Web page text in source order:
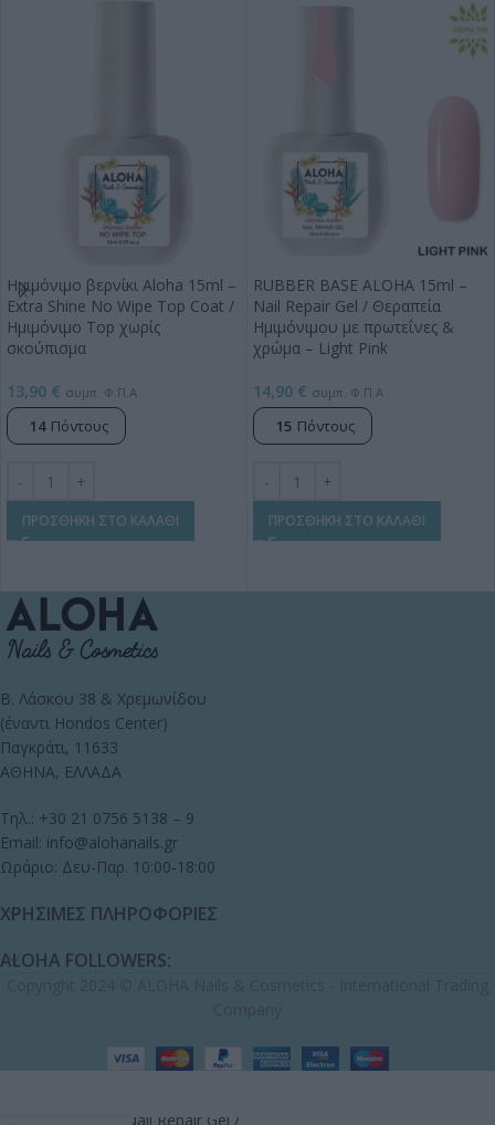
Ημιμόνιμο βερνίκι Aloha 15ml –
Extra Shine No Wipe Top Coat /
Ημιμόνιμο Top χωρίς
σκούπισμα
13,90 € συμπ. Φ.Π.Α
14 Πόντους
ΠΡΟΣΘΗΚΗ ΣΤΟ ΚΑΛΑΘΙ
RUBBER BASE ALOHA 15ml –
Nail Repair Gel / Θεραπεία
Ημιμόνιμου με πρωτεΐνες &
χρώμα – Light Pink
14,90 € συμπ. Φ.Π.Α
15 Πόντους
ΠΡΟΣΘΗΚΗ ΣΤΟ ΚΑΛΑΘΙ
Β. Λάσκου 38 & Χρεμωνίδου
(έναντι Hondos Center)
Παγκράτι, 11633
ΑΘΗΝΑ, ΕΛΛΑΔΑ
Τηλ.: +30 21 0756 5138 – 9
Email: info@alohanails.gr
Ωράριο: Δευ-Παρ. 10:00-18:00
ΧΡΗΣΙΜΕΣ ΠΛΗΡΟΦΟΡΙΕΣ
ALOHA FOLLOWERS:
15ml – Nail Repair Gel /